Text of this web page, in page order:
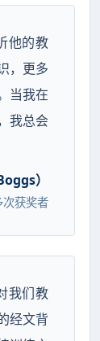
他的教
，更多
当我在
我总会
）
获奖者
我们教
经文背